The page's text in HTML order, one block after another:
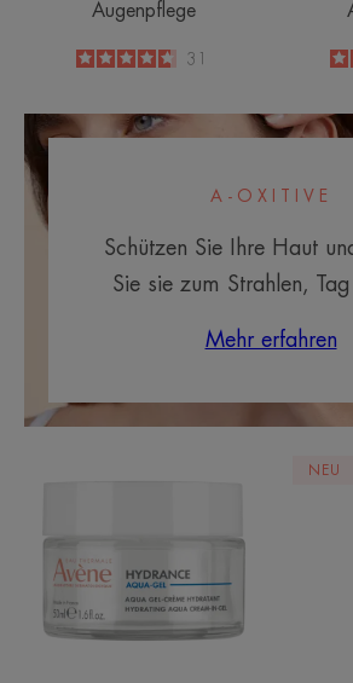
Augenpflege
4.7
/
5
31
A-OXITIVE
Schützen Sie Ihre Haut
Sie sie zum Strahlen,
Mehr erfahren
Feuchtigkeitsspendende
Creme
NEU